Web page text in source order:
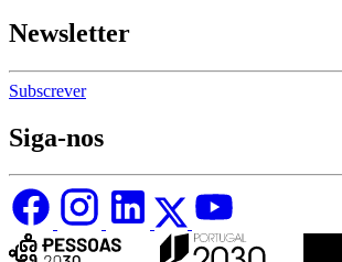
Newsletter
Subscrever
Siga-nos